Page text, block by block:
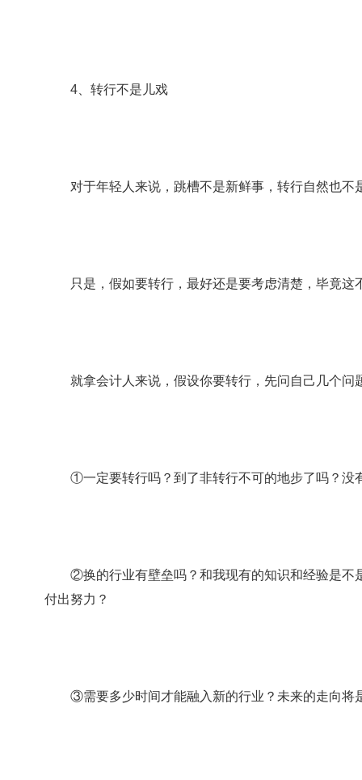
4、转行不是儿戏
对于年轻人来说，跳槽不是新鲜事，转行自然也不
只是，假如要转行，最好还是要考虑清楚，毕竟这
就拿会计人来说，假设你要转行，先问自己几个问
①一定要转行吗？到了非转行不可的地步了吗？没
②换的行业有壁垒吗？和我现有的知识和经验是不
付出努力？
③需要多少时间才能融入新的行业？未来的走向将